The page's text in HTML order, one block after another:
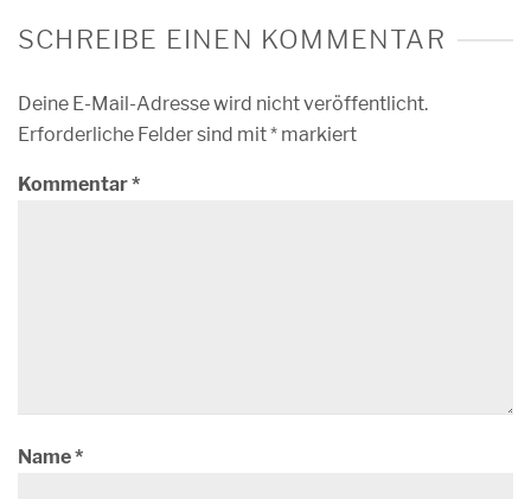
SCHREIBE EINEN KOMMENTAR
Deine E-Mail-Adresse wird nicht veröffentlicht.
Erforderliche Felder sind mit* markiert
Kommentar*
Name*